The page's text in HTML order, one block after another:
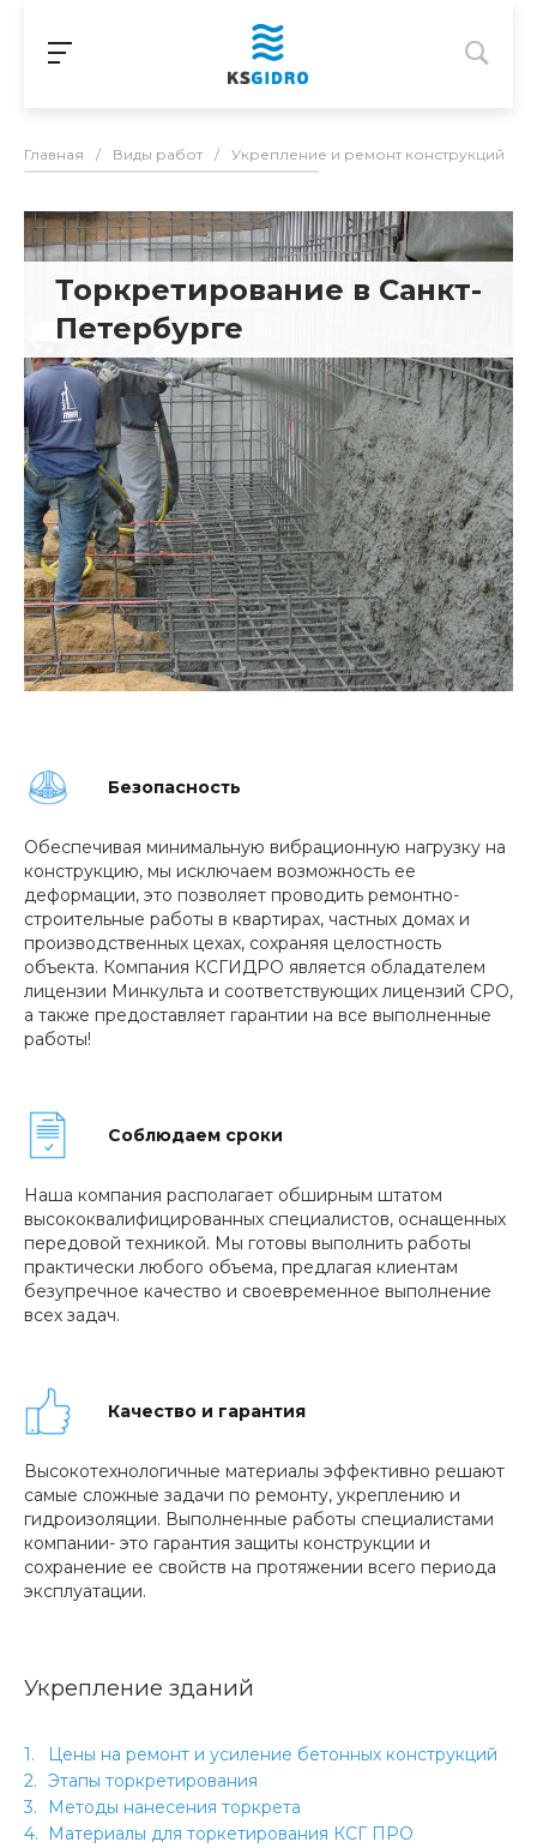
Главная / Виды работ / Укрепление и ремонт конструкций
Торкретирование в Санкт-
Петербурге
Безопасность
Обеспечивая минимальную вибрационную нагрузку на
конструкцию, мы исключаем возможность ее
деформации, это позволяет проводить ремонтно-
строительные работы в квартирах, частных домах и
производственных цехах, сохраняя целостность
объекта. Компания КСГИДРО является обладателем
лицензии Минкульта и соответствующих лицензий СРО,
а также предоставляет гарантии на все выполненные
работы!
Соблюдаем сроки
Наша компания располагает обширным штатом
высококвалифицированных специалистов, оснащенных
передовой техникой. Мы готовы выполнить работы
практически любого объема, предлагая клиентам
безупречное качество и своевременное выполнение
всех задач.
Качество и гарантия
Высокотехнологичные материалы эффективно решают
самые сложные задачи по ремонту, укреплению и
гидроизоляции. Выполненные работы специалистами
компании- это гарантия защиты конструкции и
сохранение ее свойств на протяжении всего периода
эксплуатации.
Укрепление зданий
Цены на ремонт и усиление бетонных конструкций
Этапы торкретирования
Методы нанесения торкрета
Материалы для торкетирования КСГ ПРО